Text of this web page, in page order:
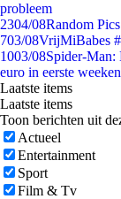
probleem
2304/08Random
703/08VrijMiBabes
1003/08Spider-Man:
euro in eerste
Laatste items
Laatste items
Toon berichten uit
Actueel
Entertainment
Sport
Film & Tv